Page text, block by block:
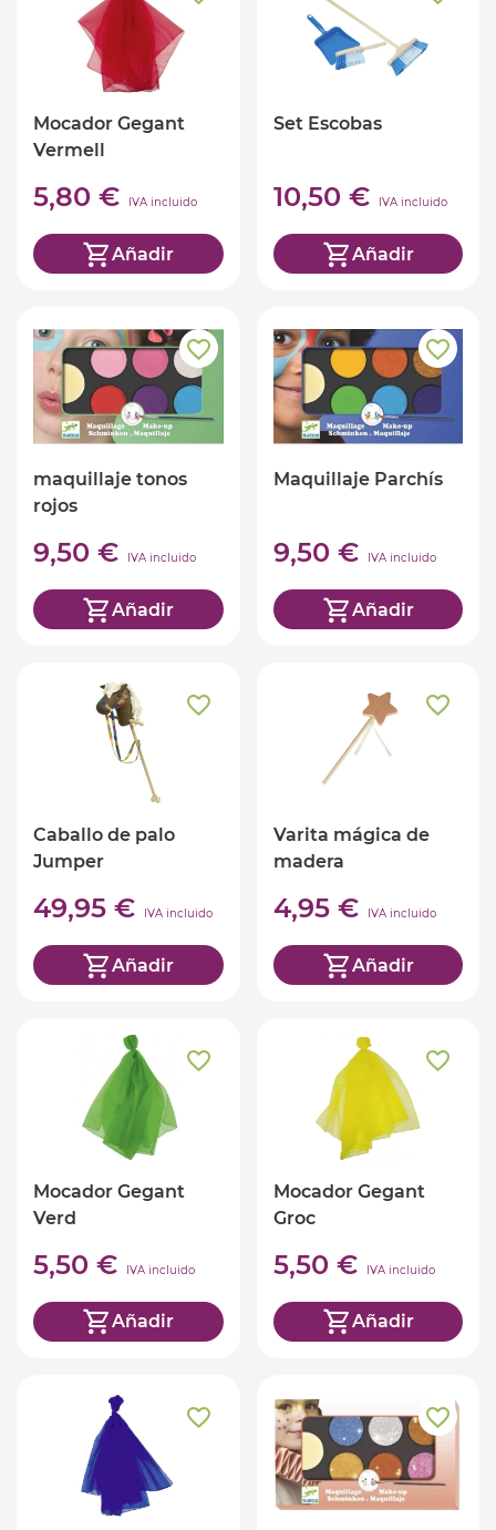
Mocador Gegant
Vermell
5,80 € IVA incluido
Añadir
Set Escobas
10,50 € IVA incluido
Añadir
maquillaje tonos
rojos
9,50 € IVA incluido
Añadir
Maquillaje Parchís
9,50 € IVA incluido
Añadir
Caballo de palo
Jumper
49,95 € IVA incluido
Añadir
Varita mágica de
madera
4,95 € IVA incluido
Añadir
Mocador Gegant
Verd
5,50 € IVA incluido
Añadir
Mocador Gegant
Groc
5,50 € IVA incluido
Añadir